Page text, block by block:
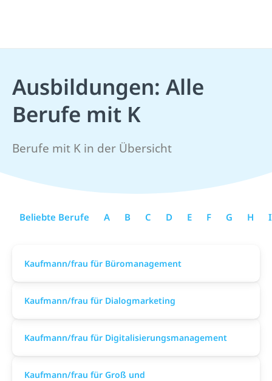
Ausbildungen: Alle
Berufe mit K
Berufe mit K in der Übersicht
Beliebte Berufe A B C D E F G H I
Kaufmann/frau für Büromanagement
Kaufmann/frau für Dialogmarketing
Kaufmann/frau für Digitalisierungsmanagement
Kaufmann/frau für Groß und